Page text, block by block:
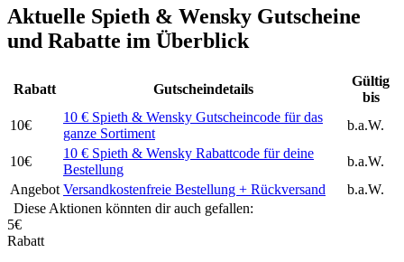
Aktuelle Spieth & Wensky Gutscheine
und Rabatte im Überblick
Rabatt Gutscheindetails
Gültig
bis
10€
10 € Spieth & Wensky Gutscheincode für das
ganze Sortiment
b.a.W.
10€
10 € Spieth & Wensky Rabattcode für deine
Bestellung
b.a.W.
Angebot Versandkostenfreie Bestellung + Rückversand
b.a.W.
Diese Aktionen könnten dir auch gefallen:
5€
Rabatt